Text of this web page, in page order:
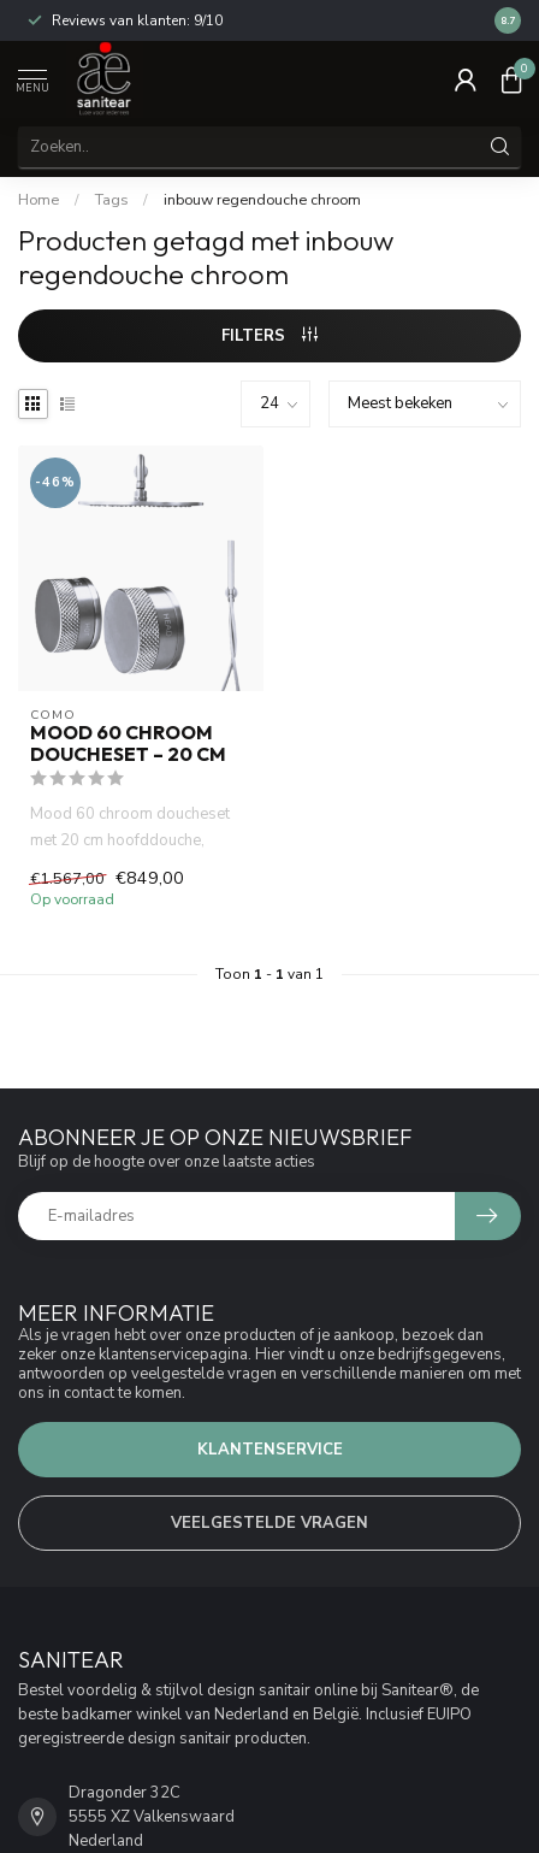
Reviews van klanten: 9/10 14
8.7
MENU
0
Home / Tags / inbouw regendouche chroom
Producten getagd met inbouw
regendouche chroom
FILTERS
-46%
COMO
MOOD 60 CHROOM
DOUCHESET – 20 CM
Mood 60 chroom doucheset
met 20 cm hoofddouche,
slimme thermostaatkraan en
muurm...
€1.567,00 €849,00
Op voorraad
Toon 1 - 1 van 1
MEER INFORMATIE
Als je vragen hebt over onze producten of je aankoop, bezoek dan
zeker onze klantenservicepagina. Hier vindt u onze bedrijfsgegevens,
antwoorden op veelgestelde vragen en verschillende manieren om met
ons in contact te komen.
KLANTENSERVICE
VEELGESTELDE VRAGEN
ABONNEER JE OP ONZE NIEUWSBRIEF
Blijf op de hoogte over onze laatste acties
SANITEAR
Bestel voordelig & stijlvol design sanitair online bij Sanitear®, de
beste badkamer winkel van Nederland en België. Inclusief EUIPO
geregistreerde design sanitair producten.
Dragonder 32C
5555 XZ Valkenswaard
Nederland